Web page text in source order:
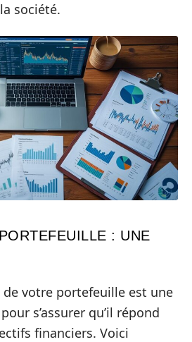
société.
: UNE
de votre portefeuille est une
s’assurer qu’il répond
financiers. Voici